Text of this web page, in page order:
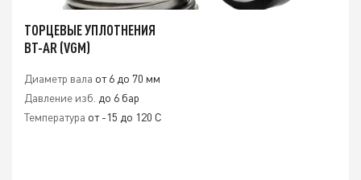
ТОРЦЕВЫЕ УПЛОТНЕНИЯ
BT-AR (VGM)
Диаметр вала от 6 до 70 мм
Давление изб. до 6 бар
Температура от -15 до 120 C